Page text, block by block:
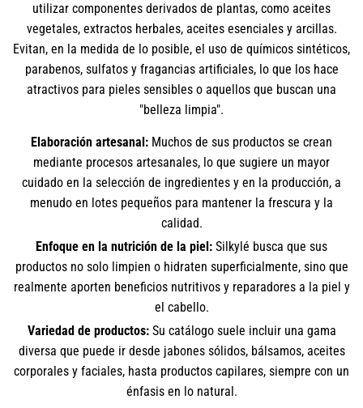
utilizar componentes derivados de plantas, como aceites
vegetales, extractos herbales, aceites esenciales y arcillas.
Evitan, en la medida de lo posible, el uso de químicos sintéticos,
parabenos, sulfatos y fragancias artificiales, lo que los hace
atractivos para pieles sensibles o aquellos que buscan una
"belleza limpia".
Elaboración artesanal: Muchos de sus productos se crean
mediante procesos artesanales, lo que sugiere un mayor
cuidado en la selección de ingredientes y en la producción, a
menudo en lotes pequeños para mantener la frescura y la
calidad.
Enfoque en la nutrición de la piel: Silkylé busca que sus
productos no solo limpien o hidraten superficialmente, sino que
realmente aporten beneficios nutritivos y reparadores a la piel y
el cabello.
Variedad de productos:Su catálogo suele incluir una gama
diversa que puede ir desde jabones sólidos, bálsamos, aceites
corporales y faciales, hasta productos capilares, siempre con un
énfasis en lo natural.